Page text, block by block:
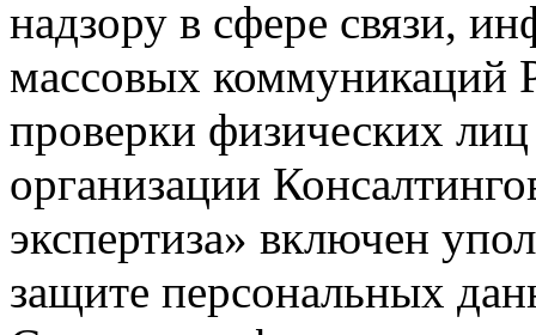
надзору в сфере связи,
массовых коммуникаций
проверки физических
организации
экспертиза» включен
защите персональных